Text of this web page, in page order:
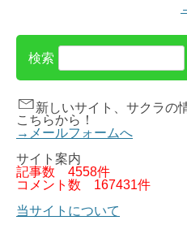
検索
新しいサイト、サクラの
こちらから！
→メールフォームへ
サイト案内
記事数 4558件
コメント数 167431件
当サイトについて